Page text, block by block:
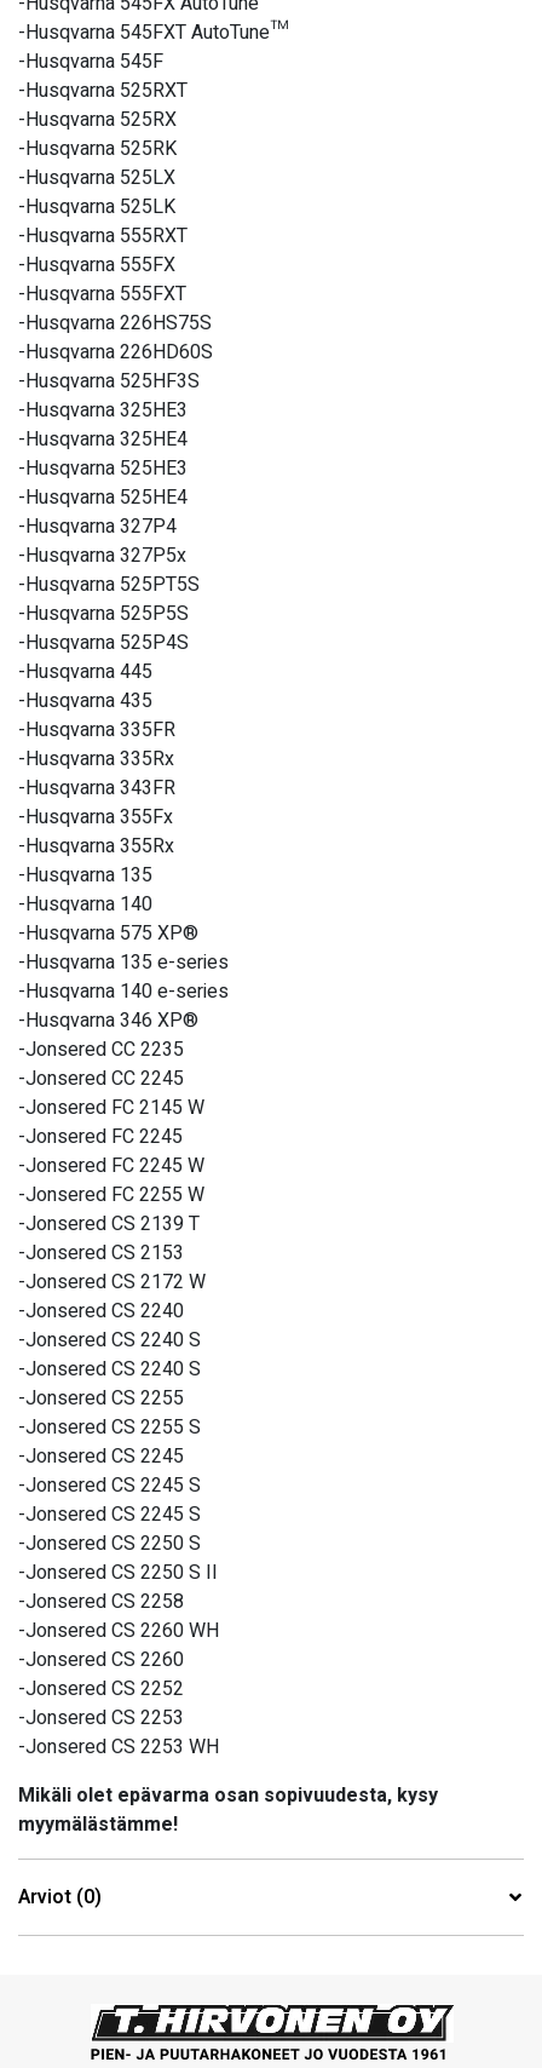
-Husqvarna 545FXT AutoTune™
-Husqvarna 545F
-Husqvarna 525RXT
-Husqvarna 525RX
-Husqvarna 525RK
-Husqvarna 525LX
-Husqvarna 525LK
-Husqvarna 555RXT
-Husqvarna 555FX
-Husqvarna 555FXT
-Husqvarna 226HS75S
-Husqvarna 226HD60S
-Husqvarna 525HF3S
-Husqvarna 325HE3
-Husqvarna 325HE4
-Husqvarna 525HE3
-Husqvarna 525HE4
-Husqvarna 327P4
-Husqvarna 327P5x
-Husqvarna 525PT5S
-Husqvarna 525P5S
-Husqvarna 525P4S
-Husqvarna 445
-Husqvarna 435
-Husqvarna 335FR
-Husqvarna 335Rx
-Husqvarna 343FR
-Husqvarna 355Fx
-Husqvarna 355Rx
-Husqvarna 135
-Husqvarna 140
-Husqvarna 575 XP®
-Husqvarna 135 e-series
-Husqvarna 140 e-series
-Husqvarna 346 XP®
-Jonsered CC 2235
-Jonsered CC 2245
-Jonsered FC 2145 W
-Jonsered FC 2245
-Jonsered FC 2245 W
-Jonsered FC 2255 W
-Jonsered CS 2139 T
-Jonsered CS 2153
-Jonsered CS 2172 W
-Jonsered CS 2240
-Jonsered CS 2240 S
-Jonsered CS 2240 S
-Jonsered CS 2255
-Jonsered CS 2255 S
-Jonsered CS 2245
-Jonsered CS 2245 S
-Jonsered CS 2245 S
-Jonsered CS 2250 S
-Jonsered CS 2250 S II
-Jonsered CS 2258
-Jonsered CS 2260 WH
-Jonsered CS 2260
-Jonsered CS 2252
-Jonsered CS 2253
-Jonsered CS 2253 WH
Mikäli olet epävarma osan sopivuudesta, kysy
myymälästämme!
Arviot (0)